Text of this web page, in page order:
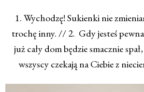
1. Wychodzę! Sukienki nie
trochę inny. // 2. Gdy jesteś
już cały dom będzie smacznie
wszyscy czekają na Ciebie z